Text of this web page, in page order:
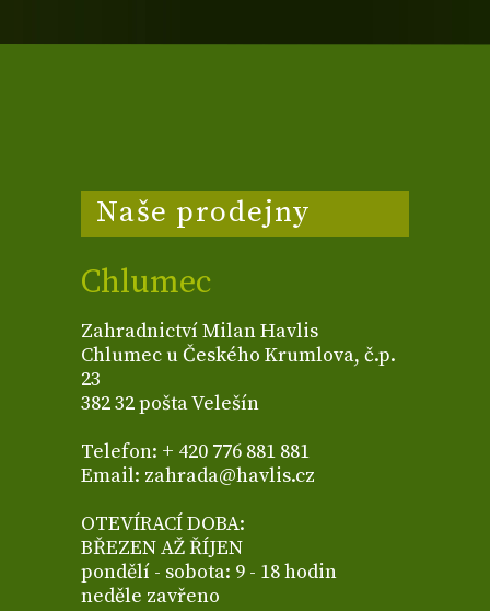
Naše prodejny
Chlumec
Zahradnictví Milan Havlis
Chlumec u Českého Krumlova, č.p.
23
382 32 pošta Velešín
Telefon: + 420 776 881 881
Email: zahrada@havlis.cz
OTEVÍRACÍ DOBA:
BŘEZEN AŽ ŘÍJEN
pondělí - sobota: 9 - 18 hodin
neděle zavřeno